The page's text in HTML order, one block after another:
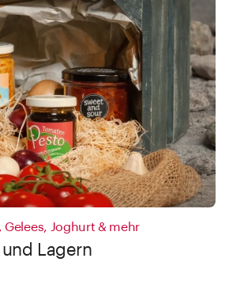
Joghurt & mehr
Lagern